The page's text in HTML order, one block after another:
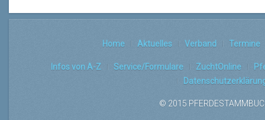
Home Aktuelles Verband Termine
Infos von A-Z Service/Formulare ZuchtOnline
© 2015